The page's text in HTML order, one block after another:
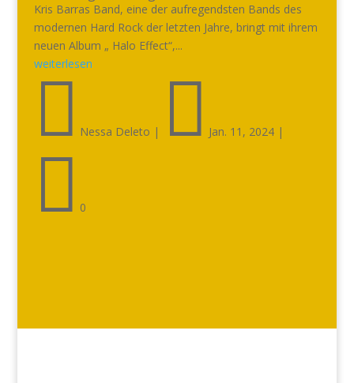
Kris Barras Band, eine der aufregendsten Bands des
modernen Hard Rock der letzten Jahre, bringt mit ihrem
neuen Album „ Halo Effect“,...
weiterlesen
 Nessa Deleto |  Jan. 11, 2024|
 0